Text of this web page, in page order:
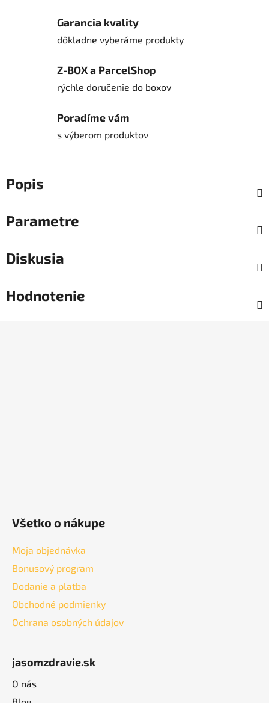
Garancia kvality
dôkladne vyberáme produkty
Z-BOX a ParcelShop
rýchle doručenie do boxov
Poradíme vám
s výberom produktov
Popis
Parametre
Diskusia
Hodnotenie
Všetko o nákupe
Moja objednávka
Bonusový program
Dodanie a platba
Obchodné podmienky
Ochrana osobných údajov
jasomzdravie.sk
O nás